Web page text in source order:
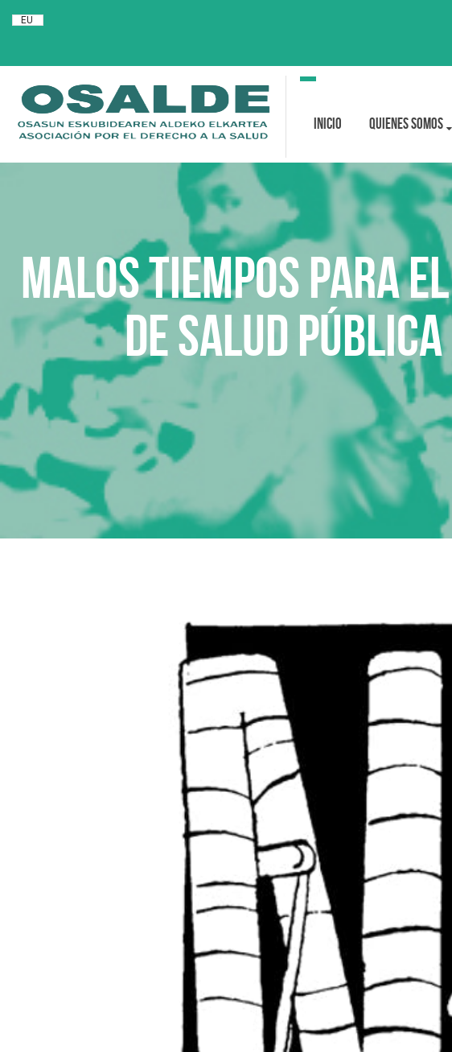
EU
Toggle
Inicio Quienes Somos
Malos tiempos para
de salud